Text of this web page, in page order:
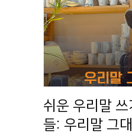
쉬운 우리말
들: 우리말 그